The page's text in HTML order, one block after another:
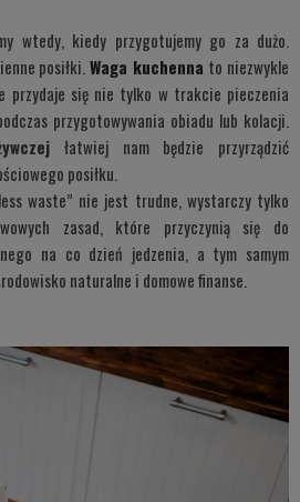
wtedy, kiedy przygotujemy go za dużo.
posiłki.Waga kuchenna to niezwykle
przydaje się nie tylko w trakcie pieczenia
przygotowywania obiadu lub kolacji.
łatwiej nam będzie przyrządzić
posiłku.
waste” nie jest trudne, wystarczy tylko
zasad, które przyczynią się do
na co dzień jedzenia, a tym samym
naturalne i domowe finanse.